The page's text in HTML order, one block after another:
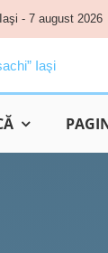
- 7 august 2026